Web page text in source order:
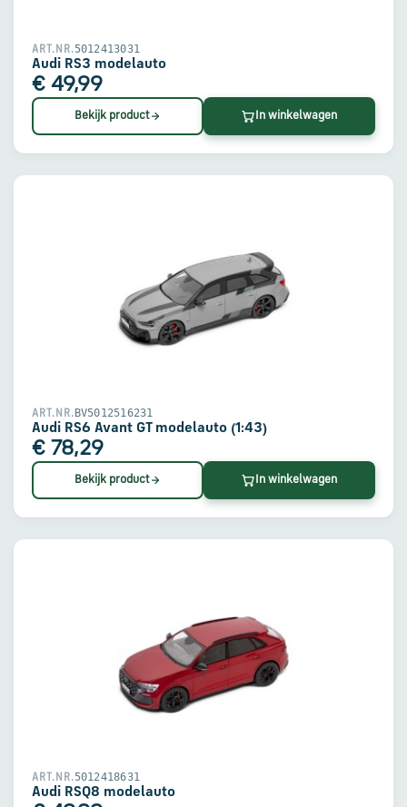
ART.NR.5012413031
Audi RS3 modelauto
€ 49,99
Bekijk product In winkelwagen
ART.NR. BV5012516231
Audi RS6 Avant GT modelauto (1:43)
€ 78,29
Bekijk product In winkelwagen
ART.NR.5012418631
Audi RSQ8 modelauto